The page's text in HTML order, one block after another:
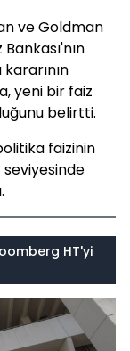
ve Goldman
yeni bir faiz
belirtti.
faizinin
seviyesinde
HT'yi